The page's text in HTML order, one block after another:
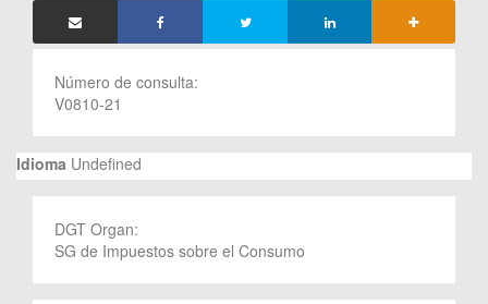
Número de consulta:
V0810-21
Idioma Undefined
DGT Organ:
SG de Impuestos sobre el Consumo